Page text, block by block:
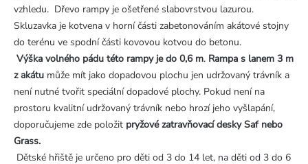
vzhledu. Dřevo rampy je ošetřené slabovrstvou lazurou.
Skluzavka je kotvena v horní části zabetonováním akátové stojny
do terénu ve spodní části kovovou kotvou do betonu.
Výška volného pádu této rampy je do 0,6 m. Rampa s lanem 3 m
z akátu může mít jako dopadovou plochu jen udržovaný trávník a
není nutné tvořit speciální dopadové plochy. Pokud není na
prostoru kvalitní udržovaný trávník nebo hrozí jeho vyšlapání,
doporučujeme zde položit pryžové zatravňovací desky Saf nebo
Grass.
Dětské hřiště je určeno pro děti od 3 do 14 let, na děti od 3 do 6